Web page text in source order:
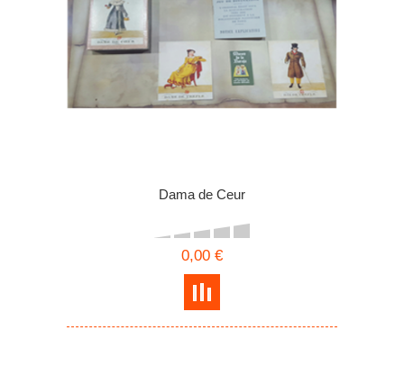
Dama de Ceur
0,00 €